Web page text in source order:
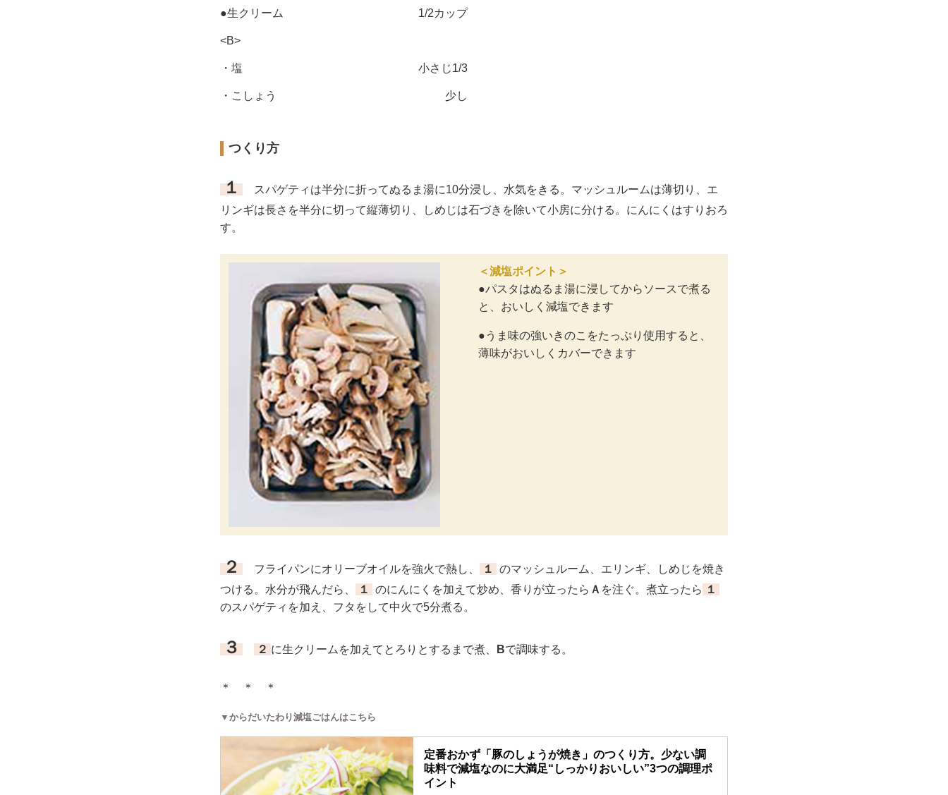
●生クリーム 1/2カップ
<B>
・塩 小さじ1/3
・こしょう 少し
つくり方
１
スパゲティは半分に折ってぬるま湯に10分浸し、水気をきる。マッシュルームは薄切り、エ
リンギは長さを半分に切って縦薄切り、しめじは石づきを除いて小房に分ける。にんにくはすりおろ
す。
＜減塩ポイント＞
●パスタはぬるま湯に浸してからソースで煮る
と、おいしく減塩できます
●うま味の強いきのこをたっぷり使用すると、
薄味がおいしくカバーできます
２ フライパンにオリーブオイルを強火で熱し、 １
のマッシュルーム、エリンギ、しめじを焼き
つける。水分が飛んだら、
１ のにんにくを加えて炒め、香りが立ったら Ａ を注ぐ。煮立ったら １
のスパゲティを加え、フタをして中火で5分煮る。
３ ２ に生クリームを加えてとろりとするまで煮、 Bで調味する。
＊ ＊ ＊
▼からだいたわり減塩ごはんはこちら
定番おかず「豚のしょうが焼き」のつくり方。少ない調
味料で減塩なのに大満足“しっかりおいしい”3つの調理ポ
イント